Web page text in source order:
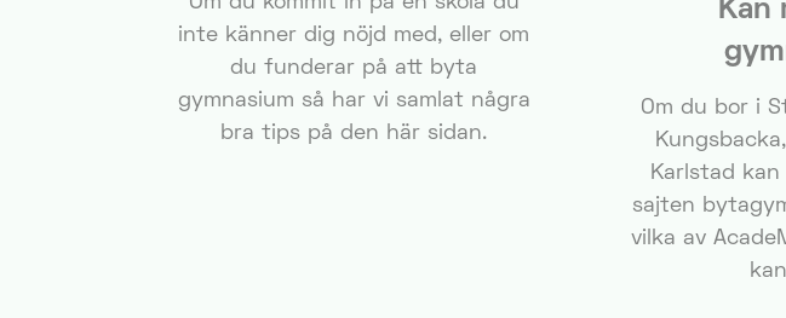
inte känner dig nöjd med, eller om
du funderar på att byta
gymnasium så har vi samlat några
bra tips på den här sidan.
Kan
Om du bor i
Karlstad
sajten
vilka av